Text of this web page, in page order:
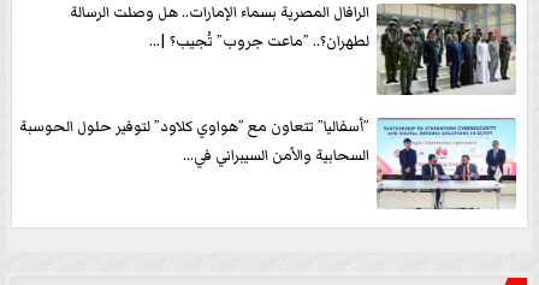
الرافال المصرية بسماء الإمارات.. هل وصلت الرسالة
لطهران؟.. ”ماعت جروب” تُجيب؟ |...
”أسفاليا” تتعاون مع ”هواوي كلاود” لتوفير حلول الحوسبة
السحابية والأمن السيبراني في...